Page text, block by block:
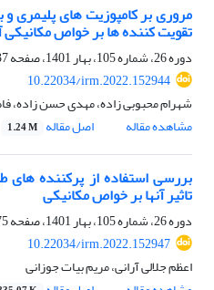
مروری بر کامپوزیت های پلیمری
تقویت کننده ها بر خواص مکانیکی
دوره 26، شماره 105، بهار 1401، صفحه
10.22034/irm.2022.152944
شهرام محبوبی زاده، مهدی حسن زاده،
مشاهده مقاله
اصل مقاله 1.24 M
بررسی استفاده از پرکننده های
تاثیر آنها بر خواص مکانیکی
دوره 26، شماره 105، بهار 1401، صفحه
10.22034/irm.2022.152947
اعظم جلالی آرانی، مریم بیات جوزانی